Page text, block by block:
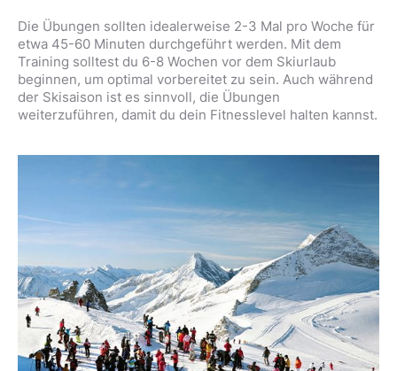
Die Übungen sollten idealerweise 2-3 Mal pro Woche für
etwa 45-60 Minuten durchgeführt werden. Mit dem
Training solltest du 6-8 Wochen vor dem Skiurlaub
beginnen, um optimal vorbereitet zu sein. Auch während
der Skisaison ist es sinnvoll, die Übungen
weiterzuführen, damit du dein Fitnesslevel halten kannst.